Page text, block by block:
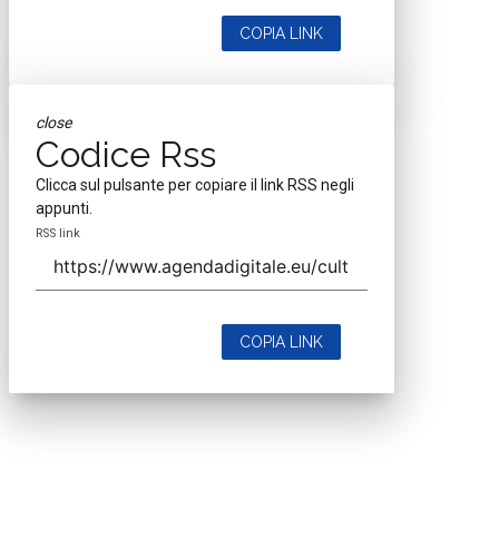
COPIA LINK
close
Codice Rss
Clicca sul pulsante per copiare il link RSS negli
appunti.
RSS link
COPIA LINK